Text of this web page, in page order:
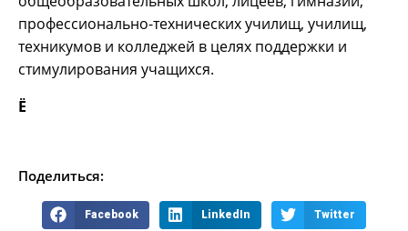
профессионально-технических училищ, училищ,
техникумов и колледжей в целях поддержки и
стимулирования учащихся.
Ё
Поделиться:
Facebook LinkedIn Twitter